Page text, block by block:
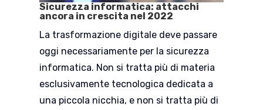
Sicurezza informatica: attacchi
ancora in crescita nel 2022
La trasformazione digitale deve passare
oggi necessariamente per la sicurezza
informatica. Non si tratta più di materia
esclusivamente tecnologica dedicata a
una piccola nicchia, e non si tratta più di